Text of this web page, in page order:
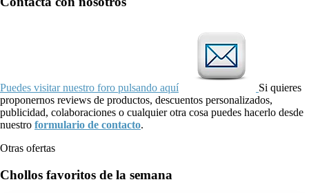
Puedes visitar nuestro foro pulsando aquí
Si quieres
proponernos reviews de productos, descuentos personalizados,
publicidad, colaboraciones o cualquier otra cosa puedes hacerlo desde
nuestro formulario de contacto.
Otras ofertas
Chollos favoritos de la semana